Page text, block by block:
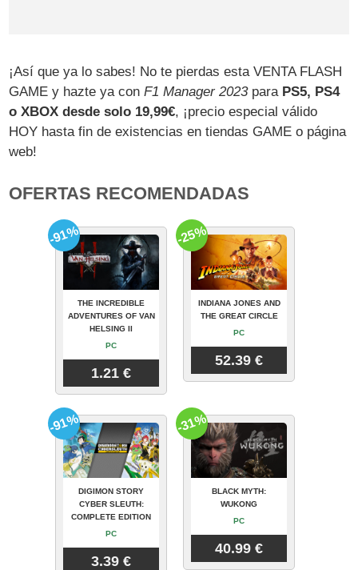
¡Así que ya lo sabes! No te pierdas esta VENTA FLASH
GAME y hazte ya conF1 Manager 2023para PS5, PS4
o XBOX desde solo 19,99€, ¡precio especial válido
HOY hasta fin de existencias en tiendas GAME o página
web!
OFERTAS RECOMENDADAS
THE INCREDIBLE
ADVENTURES OF VAN
HELSING II
PC
1.21 €
-91%
INDIANA JONES AND
THE GREAT CIRCLE
PC
52.39 €
-25%
DIGIMON STORY
CYBER SLEUTH:
COMPLETE EDITION
PC
3.39 €
-91%
BLACK MYTH:
WUKONG
PC
40.99 €
-31%